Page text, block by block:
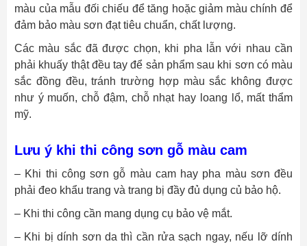
màu của mẫu đối chiếu để tăng hoặc giảm màu chính để
đảm bảo màu sơn đạt tiêu chuẩn, chất lượng.
Các màu sắc đã được chọn, khi pha lẫn với nhau cần
phải khuấy thật đều tay để sản phẩm sau khi sơn có màu
sắc đồng đều, tránh trường hợp màu sắc không được
như ý muốn, chỗ đậm, chỗ nhạt hay loang lổ, mất thẩm
mỹ.
Lưu ý khi thi công sơn gỗ màu cam
– Khi thi công sơn gỗ màu cam hay pha màu sơn đều
phải đeo khẩu trang và trang bị đầy đủ dụng củ bảo hộ.
– Khi thi công cần mang dụng cụ bảo vệ mắt.
– Khi bị dính sơn da thì cần rửa sạch ngay, nếu lỡ dính